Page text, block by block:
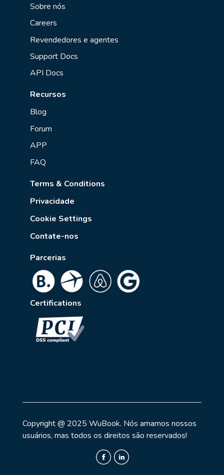
Sobre nós
Careers
Revendedores e agentes
Support Docs
API Docs
Recursos
Blog
Forum
APP
FAQ
Terms & Conditions
Privacidade
Cookie Settings
Contate-nos
Parcerias
Certifications
Copyright @ 2025 WuBook. Nós amamos nossos
usuários, mas todos os direitos são reservados!